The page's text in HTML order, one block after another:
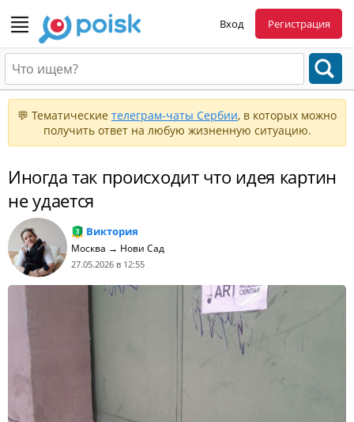
Вход Регистрация
💬 Тематические телеграм-чаты Сербии, в которых можно
получить ответ на любую жизненную ситуацию.
Иногда так происходит что идея картин
не удается
Виктория
Москва → Нови Сад
27.05.2026 в 12:55